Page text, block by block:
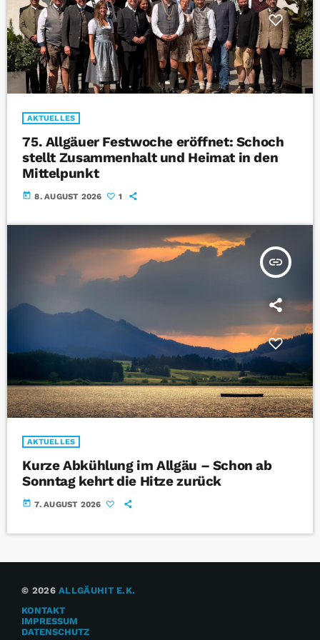
AKTUELLES
75. Allgäuer Festwoche eröffnet: Schoch
stellt Zusammenhalt und Heimat in den
Mittelpunkt
today 8. AUGUST 2026 1
insert_link
AKTUELLES
Kurze Abkühlung im Allgäu – Schon ab
Sonntag kehrt die Hitze zurück
today 7. AUGUST 2026
© 2026ALLGÄUHIT E.K.
KONTAKT
IMPRESSUM
DATENSCHUTZ